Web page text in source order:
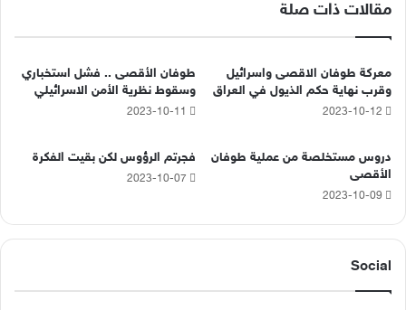
مقالات ذات صلة
معركة طوفان الاقصى واسرائيل
وقرب نهاية حكم الذيول في العراق
2023-10-12
طوفان الأقصى .. فشل استخباري
وسقوط نظرية الأمن الاسرائيلي
2023-10-11
دروس مستخلصة من عملية طوفان
الأقصى
2023-10-09
فجرتم الرؤوس لكن بقيت الفكرة
2023-10-07
Social